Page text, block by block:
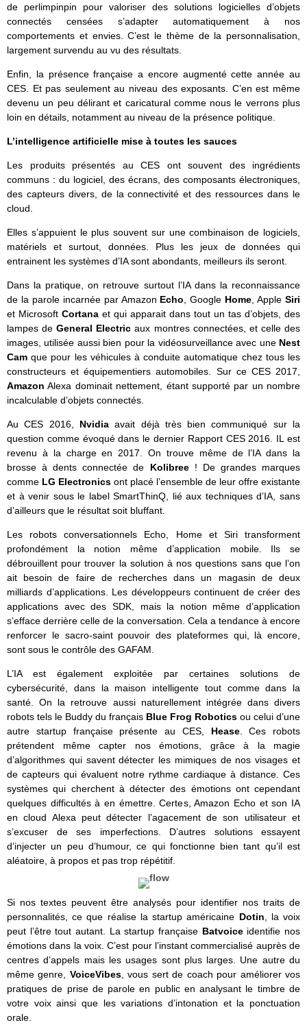
de perlimpinpin pour valoriser des solutions logicielles d’objets
connectés censées s’adapter automatiquement à nos
comportements et envies. C’est le thème de la personnalisation,
largement survendu au vu des résultats.
Enfin, la présence française a encore augmenté cette année au
CES. Et pas seulement au niveau des exposants. C’en est même
devenu un peu délirant et caricatural comme nous le verrons plus
loin en détails, notamment au niveau de la présence politique.
L’intelligence artificielle mise à toutes les sauces
Les produits présentés au CES ont souvent des ingrédients
communs : du logiciel, des écrans, des composants électroniques,
des capteurs divers, de la connectivité et des ressources dans le
cloud.
Elles s’appuient le plus souvent sur une combinaison de logiciels,
matériels et surtout, données. Plus les jeux de données qui
entrainent les systèmes d’IA sont abondants, meilleurs ils seront.
Dans la pratique, on retrouve surtout l’IA dans la reconnaissance
de la parole incarnée par Amazon Echo , Google Home , AppleSiri
et Microsoft Cortana et qui apparait dans tout un tas d’objets, des
lampes deGeneral Electric aux montres connectées, et celle des
images, utilisée aussi bien pour la vidéosurveillance avec une Nest
Cam que pour les véhicules à conduite automatique chez tous les
constructeurs et équipementiers automobiles. Sur ce CES 2017,
Amazon Alexa dominait nettement, étant supporté par un nombre
incalculable d’objets connectés.
Au CES 2016, Nvidiaavait déjà très bien communiqué sur la
question comme évoqué dans le dernier Rapport CES 2016. IL est
revenu à la charge en 2017. On trouve même de l’IA dans la
brosse à dents connectée de Kolibree! De grandes marques
comme LG Electronics ont placé l’ensemble de leur offre existante
et à venir sous le label SmartThinQ, lié aux techniques d’IA, sans
d’ailleurs que le résultat soit bluffant.
Les robots conversationnels Echo, Home et Siri transforment
profondément la notion même d’application mobile. Ils se
débrouillent pour trouver la solution à nos questions sans que l’on
ait besoin de faire de recherches dans un magasin de deux
milliards d’applications. Les développeurs continuent de créer des
applications avec des SDK, mais la notion même d’application
s’efface derrière celle de la conversation. Cela a tendance à encore
renforcer le sacro-saint pouvoir des plateformes qui, là encore,
sont sous le contrôle des GAFAM.
L’IA est également exploitée par certaines solutions de
cybersécurité, dans la maison intelligente tout comme dans la
santé. On la retrouve aussi naturellement intégrée dans divers
robots tels le Buddy du français Blue Frog Robotics ou celui d’une
autre startup française présente au CES, Hease. Ces robots
prétendent même capter nos émotions, grâce à la magie
d’algorithmes qui savent détecter les mimiques de nos visages et
de capteurs qui évaluent notre rythme cardiaque à distance. Ces
systèmes qui cherchent à détecter des émotions ont cependant
quelques difficultés à en émettre. Certes, Amazon Echo et son IA
en cloud Alexa peut détecter l’agacement de son utilisateur et
s’excuser de ses imperfections. D’autres solutions essayent
d’injecter un peu d’humour, ce qui fonctionne bien tant qu’il est
aléatoire, à propos et pas trop répétitif.
Si nos textes peuvent être analysés pour identifier nos traits de
personnalités, ce que réalise la startup américaine Dotin, la voix
peut l’être tout autant. La startup française Batvoiceidentifie nos
émotions dans la voix. C’est pour l’instant commercialisé auprès de
centres d’appels mais les usages sont plus larges. Une autre du
même genre, VoiceVibes, vous sert de coach pour améliorer vos
pratiques de prise de parole en public en analysant le timbre de
votre voix ainsi que les variations d’intonation et la ponctuation
orale.